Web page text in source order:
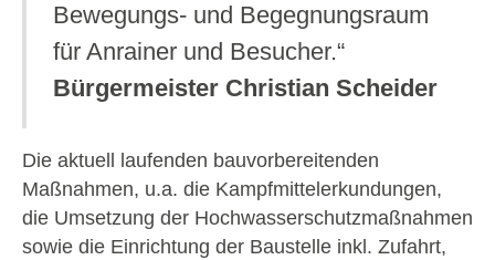
Bewegungs- und Begegnungsraum
für Anrainer und Besucher.“
Bürgermeister Christian Scheider
Die aktuell laufenden bauvorbereitenden
Maßnahmen, u.a. die Kampfmittelerkundungen,
die Umsetzung der Hochwasserschutzmaßnahmen
sowie die Einrichtung der Baustelle inkl. Zufahrt,